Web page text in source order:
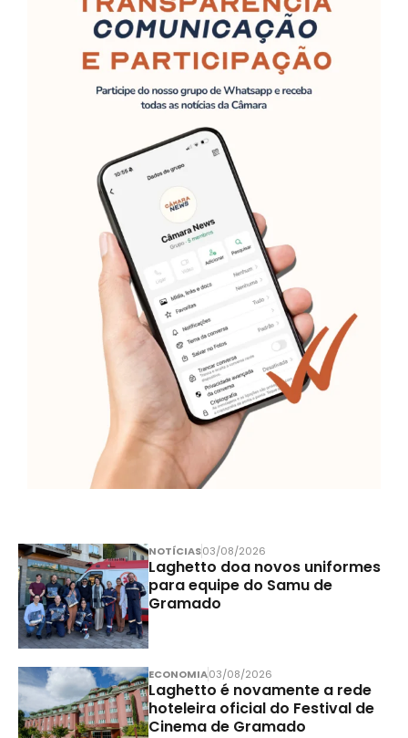
NOTÍCIAS03/08/2026
Laghetto doa novos uniformes
para equipe do Samu de
Gramado
ECONOMIA03/08/2026
Laghetto é novamente a rede
hoteleira oficial do Festival de
Cinema de Gramado